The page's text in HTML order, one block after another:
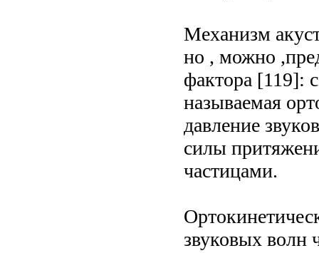
Механизм
но , можно
фактора [119]:
называемая
давление
силы
частицами.
звуковых волн